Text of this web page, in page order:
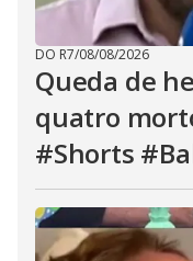
DO R7/08/08/2026
Queda de
quatro
#Shorts